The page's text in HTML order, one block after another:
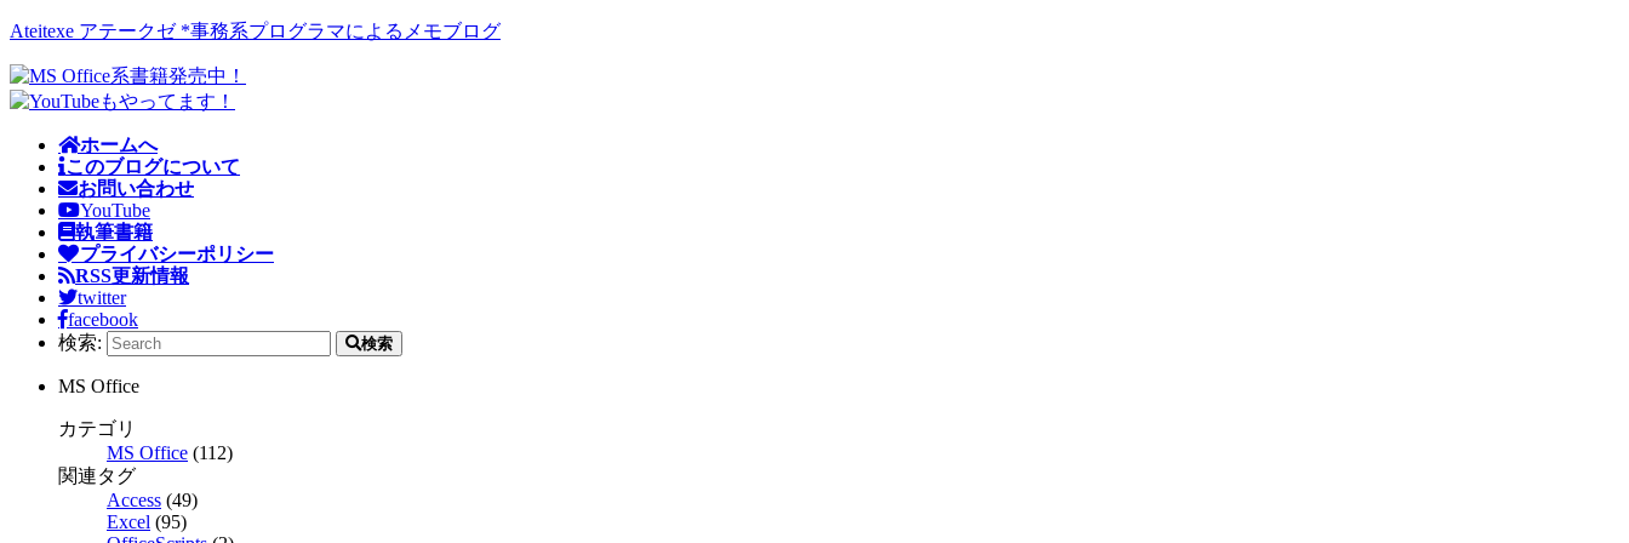
Ateitexe アテークゼ *事務系プログラマによるメモブログ
ホームへ
このブログについて
お問い合わせ
YouTube
執筆書籍
プライバシーポリシー
RSS更新情報
twitter
facebook
検索: 検索
MS Office
カテゴリ
MS Office (112)
関連タグ
Access (49)
Excel (95)